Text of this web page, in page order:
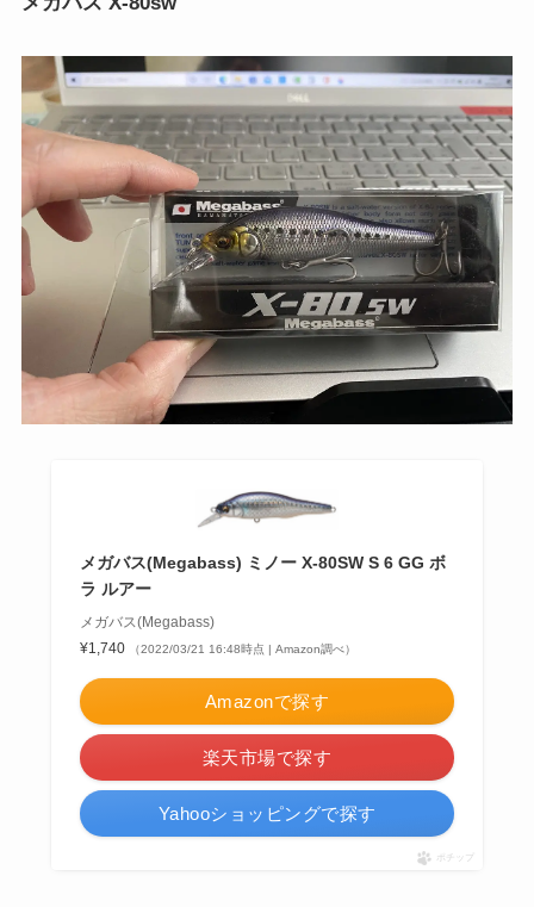
メガバス(Megabass) ミノー X-80SW S 6 GG ボ
ラ ルアー
メガバス(Megabass)
¥1,740
（2022/03/21 16:48時点 | Amazon調べ）
Amazonで探す
楽天市場で探す
Yahooショッピングで探す
ポチップ